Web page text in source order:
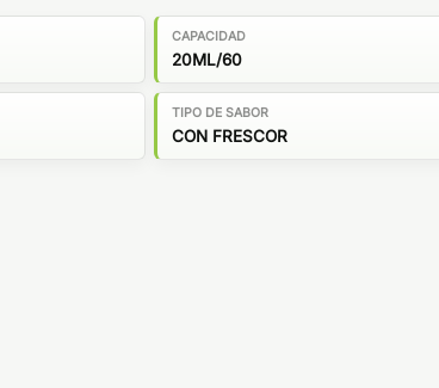
CAPACIDAD
20ML/60
TIPO DE SABOR
CON FRESCOR